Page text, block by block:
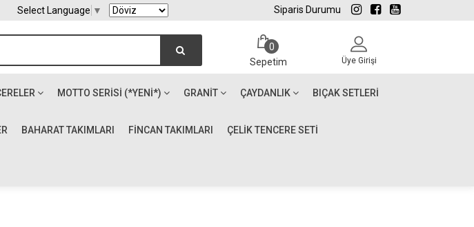
Siparis Durumu
Select Language ▼
0
Sepetim
Üye Girişi
MOTTO SERİSİ (*YENİ*) GRANIT ÇAYDANLIK BIÇAK SETLERI
BAHARAT TAKIMLARI FİNCAN TAKIMLARI ÇELİK TENCERE SETİ